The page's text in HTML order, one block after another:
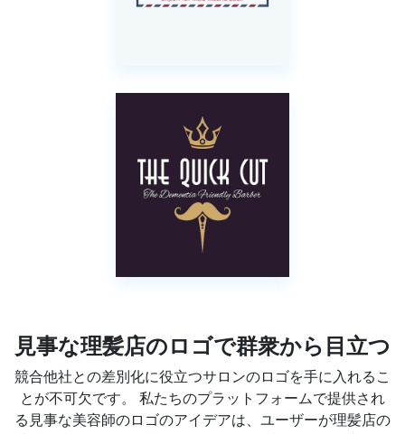
見事な理髪店のロゴで群衆から目立つ
競合他社との差別化に役立つサロンのロゴを手に入れるこ
とが不可欠です。 私たちのプラットフォームで提供され
る見事な美容師のロゴのアイデアは、ユーザーが理髪店の